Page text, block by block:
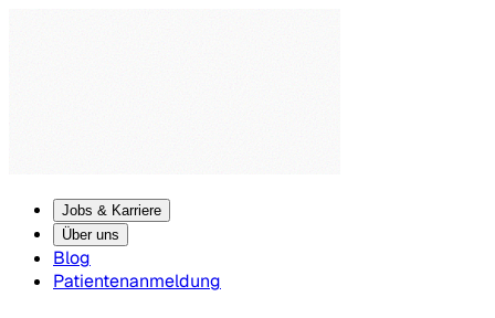
Jobs & Karriere
Über uns
Blog
Patientenanmeldung